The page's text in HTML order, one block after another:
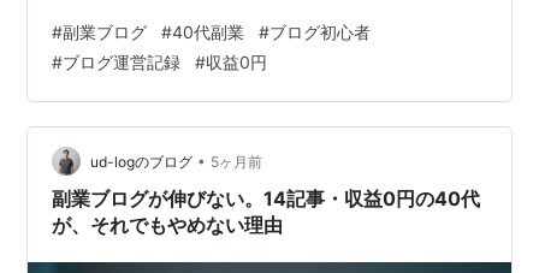
月続きました。14記事書きました。 今日書くのは「こう
すれば伸びる」という話ではありません。1ヶ月やってみ
て、自分の中で変わったことを書きます。やったことの
列挙じゃなく、分かったことを。 記事を書くことより、
公開することが怖かった 最初の記事を書いたとき、完成
させるより公開する方が怖…
#副業ブログ #40代副業 #ブログ初心者
#ブログ運営記録 #収益0円
ud-logのブログ • 5ヶ月前
副業ブログが伸びない。14記事・収益0円の40代
が、それでもやめない理由